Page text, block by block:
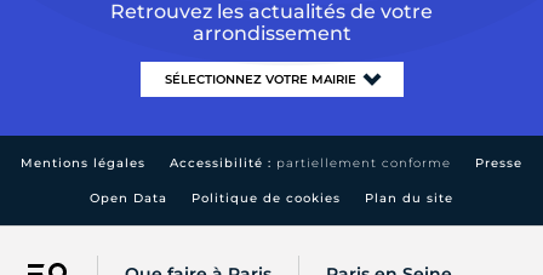
Retrouvez les actualités de votre
arrondissement
Mentions légales Accessibilité : partiellement conforme Presse
Open Data Politique de cookies Plan du site